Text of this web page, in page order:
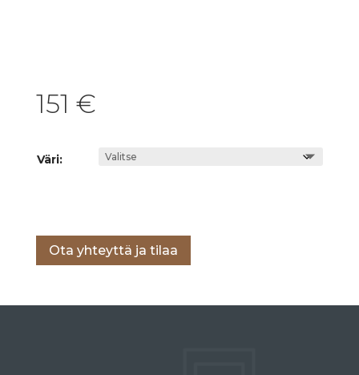
151 €
Väri:
Ota yhteyttä ja tilaa